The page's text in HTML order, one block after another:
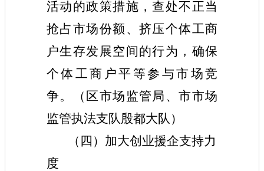
活动的政策措施，查处不正当
抢占市场份额、挤压个体工商
户生存发展空间的行为，确保
个体工商户平等参与市场竞
争。（区市场监管局、市市场
监管执法支队殷都大队）
（四）加大创业援企支持力
度